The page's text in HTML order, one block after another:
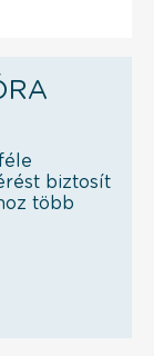
biztosít
több